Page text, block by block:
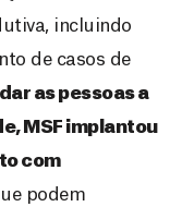
incluindo
de casos de
as pessoas a
MSF implantou
com
podem